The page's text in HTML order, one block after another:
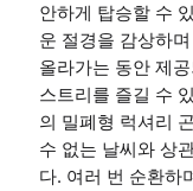
안하게 탑승할 수
운 절경을 감상하
올라가는 동안 제
스트리를 즐길 수
의 밀폐형 럭셔리
수 없는 날씨와 상
다. 여러 번 순환하